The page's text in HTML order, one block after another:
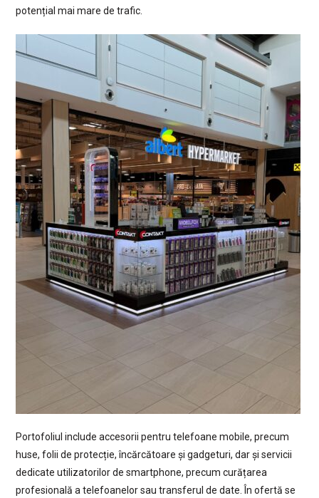
potențial mai mare de trafic.
Portofoliul include accesorii pentru telefoane mobile, precum
huse, folii de protecție, încărcătoare și gadgeturi, dar și servicii
dedicate utilizatorilor de smartphone, precum curățarea
profesională a telefoanelor sau transferul de date. În ofertă se